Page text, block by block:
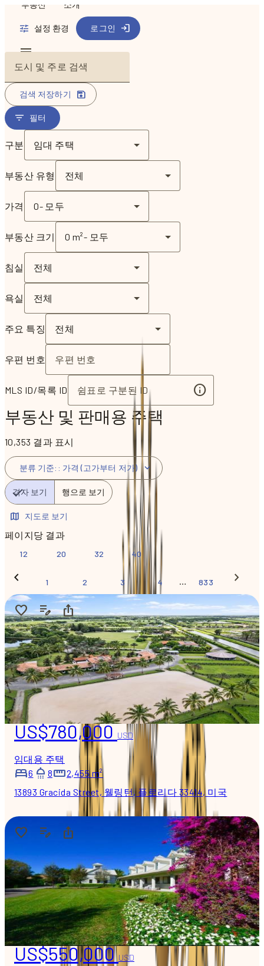
부동산 소개
설정 환경 로그인
도시 및 주로 검색
검색 저장하기
필터
구분 임대 주택
부동산 유형 전체
가격 0- 모두
부동산 크기 0 m²- 모두
침실 전체
욕실 전체
주요 특징 전체
우편 번호
MLS ID/목록 ID
부동산 및 판매용 주택
10,353 결과 표시
분류 기준: : 가격 (고가부터 저가)
격자 보기 행으로 보기
지도로 보기
페이지당 결과
12 20 32 40
1 2 3 4 … 833
US$780,000USD
임대용 주택
6
8
2,455 m²
13893 Gracida Street, 웰링턴, 플로리다 33414, 미국
US$550,000USD